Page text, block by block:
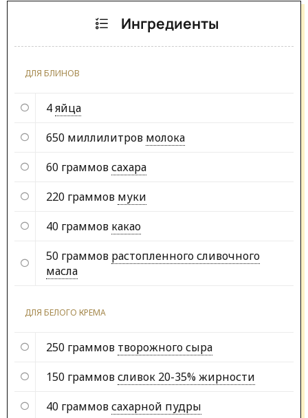
Ингредиенты
ДЛЯ БЛИНОВ
4яйца
650 миллилитров молока
60 граммовсахара
220 граммов муки
40 граммов какао
50 граммов растопленного сливочного
масла
ДЛЯ БЕЛОГО КРЕМА
250 граммов творожного сыра
150 граммовсливок 20-35% жирности
40 граммовсахарной пудры